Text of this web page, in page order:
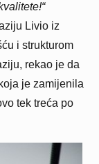
Livio iz
i strukturom
rekao je da
je zamijenila
tek treća po